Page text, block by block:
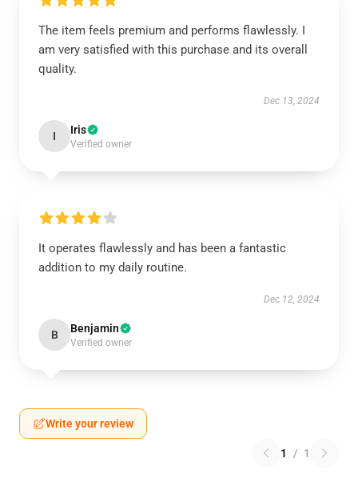
The item feels premium and performs flawlessly. I
am very satisfied with this purchase and its overall
quality.
Dec 13, 2024
I Iris
Verified owner
It operates flawlessly and has been a fantastic
addition to my daily routine.
Dec 12, 2024
B Benjamin
Verified owner
Write your review
1 / 1